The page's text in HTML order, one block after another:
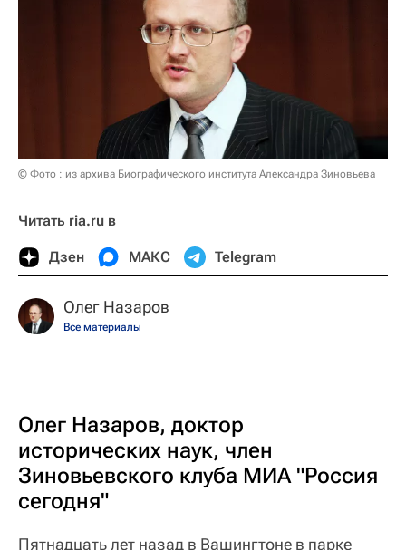
© Фото : из архива Биографического института Александра Зиновьева
Читать ria.ru в
Дзен МАКС Telegram
Олег Назаров
Все материалы
Олег Назаров, доктор
исторических наук, член
Зиновьевского клуба МИА "Россия
сегодня"
Пятнадцать лет назад в Вашингтоне в парке